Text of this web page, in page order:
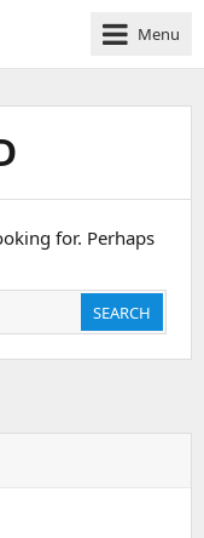
Menu
for. Perhaps
SEARCH